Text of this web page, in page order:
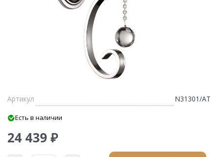
Артикул N31301/AT
Есть в наличии
24 439 ₽